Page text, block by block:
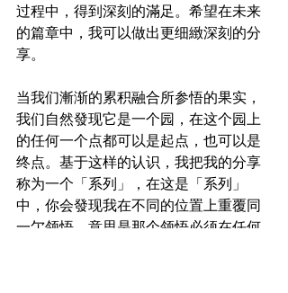
过程中，得到深刻的滿足。希望在未来
的篇章中，我可以做出更细緻深刻的分
享。
当我们漸渐的累积融合所参悟的果实，
我们自然發现它是一个园，在这个园上
的任何一个点都可以是起点，也可以是
终点。基于这样的认识，我把我的分享
称为一个「系列」，在这是「系列」
中，你会發现我在不同的位置上重覆同
一亇领悟，意思是那个领悟必须在任何